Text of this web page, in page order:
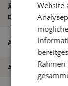
Äußerer
Durchmesser (mm)
Artikelname
Artikel Nummer
Website